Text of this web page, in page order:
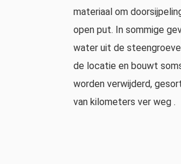
materiaal om
open put. In sommige
water uit de
de locatie en bouwt
worden verwijderd,
van kilometers ver weg .